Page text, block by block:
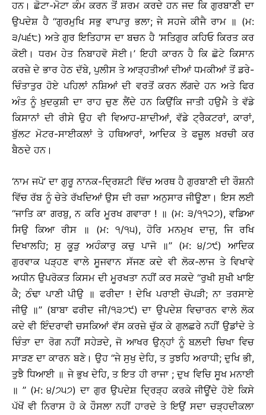
ਹਨ। ਛੋਟਾ-ਮੋਟਾ ਕੰਮ ਕਰਨ ਤੋਂ ਸ਼ਰਮ ਕਰਦੇ ਹਨ ਜਦ ਕਿ ਗੁਰਬਾਣੀ ਦਾ
ਉਪਦੇਸ਼ ਹੈ ‘‘ਗੁਰਮੁਖਿ ਸਭੁ ਵਾਪਾਰੁ ਭਲਾ; ਜੇ ਸਹਜੇ ਕੀਜੈ ਰਾਮ ॥ (ਮ:
੩/੫੬੮) ਅਤੇ ਗੁਰ ਇਤਿਹਾਸ ਦਾ ਬਚਨ ਹੈ ‘ਸਤਿਗੁਰ ਕਹਿਓ ਕਿਰਤ ਕਰ
ਕੋਈ। ਧਰਮ ਹੇਤ ਨਿਬਾਹਵੋ ਸੋਈ।’ ਇਹੀ ਕਾਰਨ ਹੈ ਕਿ ਛੋਟੇ ਕਿਸਾਨ
ਕਰਜ਼ੇ ਦੇ ਭਾਰ ਹੇਠ ਦੱਬੇ, ਪੁਲੀਸ ਤੇ ਆੜ੍ਹਤੀਆਂ ਦੀਆਂ ਧਮਕੀਆਂ ਤੋਂ ਡਰੇ-
ਚਿੰਤਾਤੁਰ ਹੋਏ ਪਹਿਲਾਂ ਨਸ਼ਿਆਂ ਦੀ ਵਰਤੋਂ ਕਰਨ ਲੱਗਦੇ ਹਨ ਅਤੇ ਫਿਰ
ਅੰਤ ਨੂੰ ਖ਼ੁਦਕੁਸ਼ੀ ਦਾ ਰਾਹ ਚੁਣ ਲੈਂਦੇ ਹਨ ਕਿਉਂਕਿ ਜਾਤੀ ਹਉਮੈ ਤੇ ਵੱਡੇ
ਕਿਸਾਨਾਂ ਦੀ ਰੀਸੇ ਉਹ ਵੀ ਵਿਆਹ-ਸ਼ਾਦੀਆਂ, ਵੱਡੇ ਟ੍ਰੈਕਟਰਾਂ, ਕਾਰਾਂ,
ਬੁੱਲਟ ਮੋਟਰ-ਸਾਈਕਲਾਂ ਤੇ ਹਥਿਆਰਾਂ, ਆਦਿਕ ਤੇ ਫਜ਼ੂਲ ਖ਼ਰਚੀ ਕਰ
ਬੈਠਦੇ ਹਨ।
‘ਨਾਮ ਜਪੋ’ ਦਾ ਗੁਰੂ ਨਾਨਕ-ਦ੍ਰਿਸ਼ਟੀ ਵਿੱਚ ਅਰਥ ਹੈ ਗੁਰਬਾਣੀ ਦੀ ਰੌਸ਼ਨੀ
ਵਿੱਚ ਰੱਬ ਨੂੰ ਚੇਤੇ ਰੱਖਦਿਆਂ ਉਸ ਦੀ ਰਜ਼ਾ ਅਨੁਸਾਰ ਜੀਊਣਾ। ਇਸ ਲਈ
‘‘ਜਾਤਿ ਕਾ ਗਰਬੁ, ਨ ਕਰਿ ਮੂਰਖ ਗਵਾਰਾ ! ॥ (ਮ: ੩/੧੧੨੭), ਵਡਿਆ
ਸਿਉ ਕਿਆ ਰੀਸ ॥ (ਮ: ੧/੧੫), ਹੋਰਿ ਮਨਮੁਖ ਦਾਜੁ, ਜਿ ਰਖਿ
ਦਿਖਾਲਹਿ; ਸੁ ਕੂੜੁ ਅਹੰਕਾਰੁ ਕਚੁ ਪਾਜੋ ॥’’ (ਮ: ੪/੭੯) ਆਦਿਕ
ਗੁਰਵਾਕ ਪੜ੍ਹਣ ਵਾਲੇ ਸੂਜਵਾਨ ਸੱਜਣ ਕਦੇ ਵੀ ਲੋਕ-ਲਾਜ ਤੇ ਵਿਖਾਵੇ
ਅਧੀਨ ਉਪਰੋਕਤ ਕਿਸਮ ਦੀ ਮੂਰਖਤਾ ਨਹੀਂ ਕਰ ਸਕਦੇ ‘‘ਰੁਖੀ ਸੁਖੀ ਖਾਇ
ਕੈ; ਠੰਢਾ ਪਾਣੀ ਪੀਉ ॥ ਫਰੀਦਾ ! ਦੇਖਿ ਪਰਾਈ ਚੋਪੜੀ; ਨਾ ਤਰਸਾਏ
ਜੀਉ ॥’’ (ਬਾਬਾ ਫਰੀਦ ਜੀ/੧੩੭੯) ਦਾ ਉਪਦੇਸ਼ ਵਿਚਾਰਨ ਵਾਲੇ ਲੋਕ
ਕਦੇ ਵੀ ਇੰਦਰਾਵੀ ਚਸਕਿਆਂ ਵੱਸ ਕਰਜ਼ੇ ਚੁੱਕ ਕੇ ਗੁਲਛਰੇ ਨਹੀਂ ਉਡਾਂਦੇ ਤੇ
ਚਿੰਤਾ ਦਾ ਰੋਗ ਨਹੀਂ ਸਹੇੜਦੇ, ਜੋ ਆਖਰ ਉਨ੍ਹਾਂ ਨੂੰ ਬਲ਼ਦੀ ਚਿਖਾ ਵਿਚ
ਸਾੜਣ ਦਾ ਕਾਰਨ ਬਣੇ। ਉਹ ‘‘ਜੇ ਸੁਖੁ ਦੇਹਿ, ਤ ਤੁਝਹਿ ਅਰਾਧੀ; ਦੁਖਿ ਭੀ,
ਤੁਝੈ ਧਿਆਈ ॥ ਜੇ ਭੁਖ ਦੇਹਿ, ਤ ਇਤ ਹੀ ਰਾਜਾ ; ਦੁਖ ਵਿਚਿ ਸੂਖ ਮਨਾਈ
॥ ’’ (ਮ: ੪/੭੫੭) ਦਾ ਗੁਰ ਉਪਦੇਸ਼ ਦ੍ਰਿੜ੍ਹ ਕਰਕੇ ਜੀਊਂਦੇ ਹੋਏ ਕਿਸੇ
ਪੱਖੋਂ ਵੀ ਨਿਰਾਸ ਹੋ ਕੇ ਹੌਸਲਾ ਨਹੀਂ ਹਾਰਦੇ ਤੇ ਇਉਂ ਸਦਾ ਚੜ੍ਹਦੀਕਲਾ